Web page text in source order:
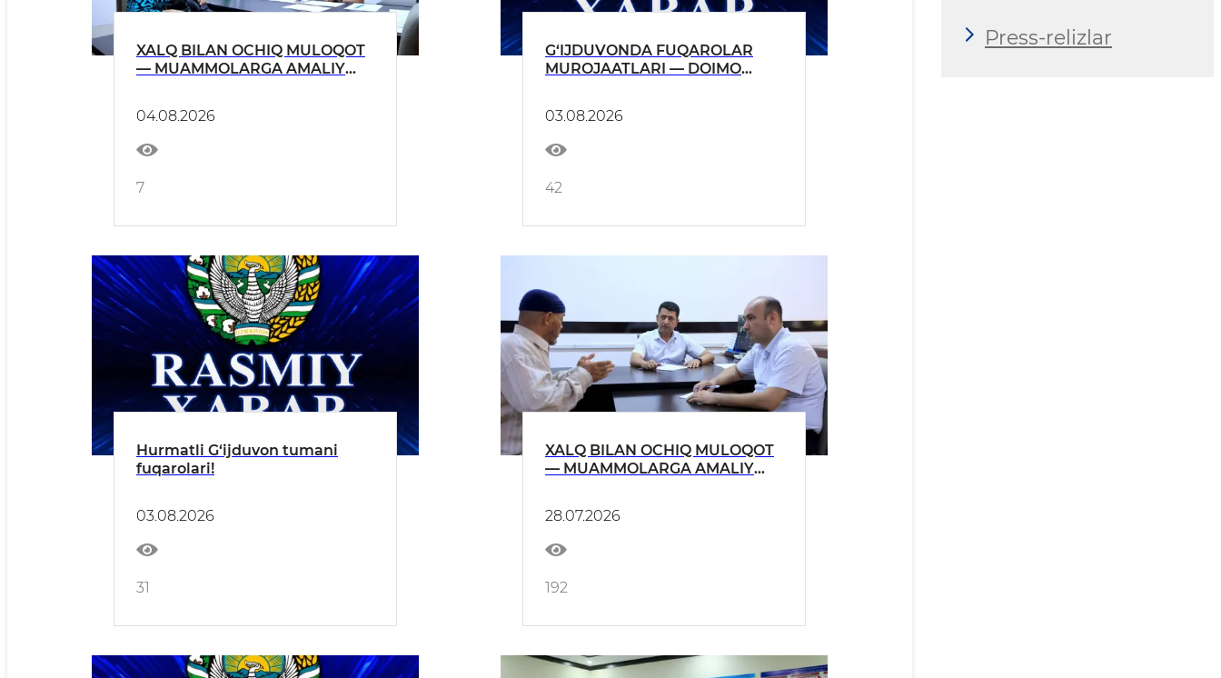
XALQ BILAN OCHIQ MULOQOT
— MUAMMOLARGA AMALIY
04.08.2026
7
G‘IJDUVONDA FUQAROLAR
MUROJAATLARI — DOIMO
03.08.2026
42
Hurmatli G‘ijduvon tumani
fuqarolari!
03.08.2026
31
XALQ BILAN OCHIQ MULOQOT
— MUAMMOLARGA AMALIY
28.07.2026
192
Press-relizlar